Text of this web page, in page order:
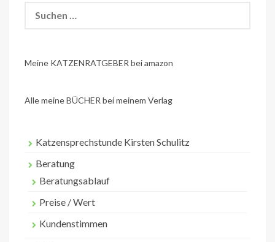
nach:
Meine KATZENRATGEBER bei amazon
Alle meine BÜCHER bei meinem Verlag
Katzensprechstunde Kirsten Schulitz
Beratung
Beratungsablauf
Preise / Wert
Kundenstimmen